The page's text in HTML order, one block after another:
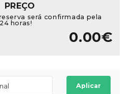
PREÇO
será confirmada pela
horas!
0.00€
Aplicar